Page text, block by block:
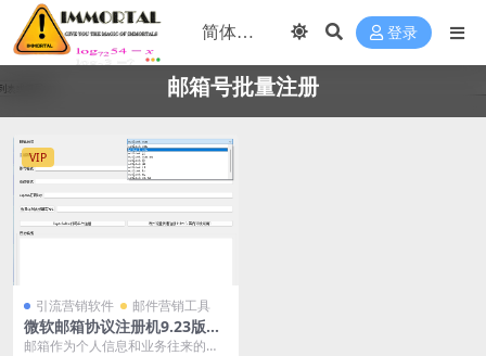
登录
邮箱号批量注册
VIP
引流营销软件 邮件营销工具
微软邮箱协议注册机9.23版本
评测：高效、安全、低成本的
邮箱作为个人信息和业务往来的关